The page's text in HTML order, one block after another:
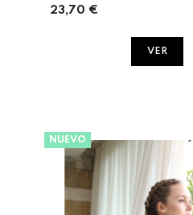
23,70 €
VER
NUEVO